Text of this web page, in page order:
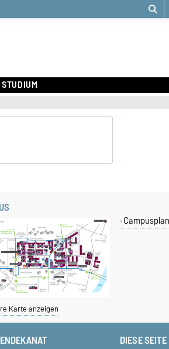
STUDIUM
Karte anzeigen
Campusplan
DIESE SEITE